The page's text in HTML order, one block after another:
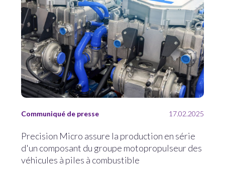
Communiqué de presse 17.02.2025
Precision Micro assure la production en série
d'un composant du groupe motopropulseur des
véhicules à piles à combustible